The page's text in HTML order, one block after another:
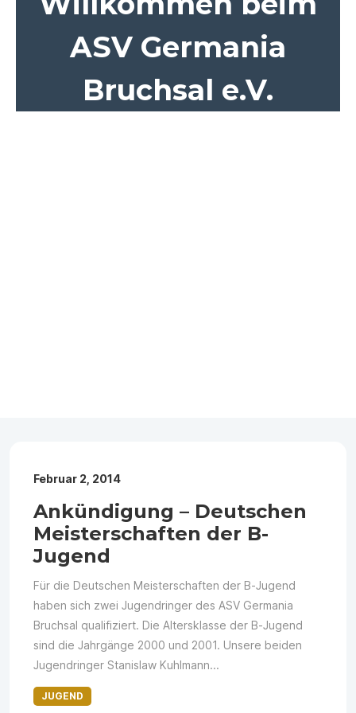
ASV Germania
Bruchsal e.V.
Februar 2, 2014
Ankündigung – Deutschen
Meisterschaften der B-
Jugend
Für die Deutschen Meisterschaften der B-Jugend
haben sich zwei Jugendringer des ASV Germania
Bruchsal qualifiziert. Die Altersklasse der B-Jugend
sind die Jahrgänge 2000 und 2001. Unsere beiden
Jugendringer Stanislaw Kuhlmann...
JUGEND